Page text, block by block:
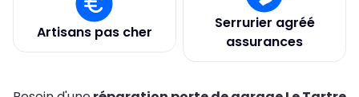
Artisans pas cher
Serrurier agréé
assurances